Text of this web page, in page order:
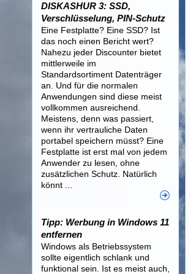
DISKASHUR 3: SSD,
Verschlüsselung, PIN-Schutz
Eine Festplatte? Eine SSD? Ist
das noch einen Bericht wert?
Nahezu jeder Discounter bietet
mittlerweile im
Standardsortiment Datenträger
an. Und für die normalen
Anwendungen sind diese meist
vollkommen ausreichend.
Meistens, denn was passiert,
wenn ihr vertrauliche Daten
portabel speichern müsst? Eine
Festplatte ist erst mal von jedem
Anwender zu lesen, ohne
zusätzlichen Schutz. Natürlich
könnt ...
Tipp: Werbung in Windows 11
entfernen
Windows als Betriebssystem
sollte eigentlich schlank und
funktional sein. Ist es meist auch,